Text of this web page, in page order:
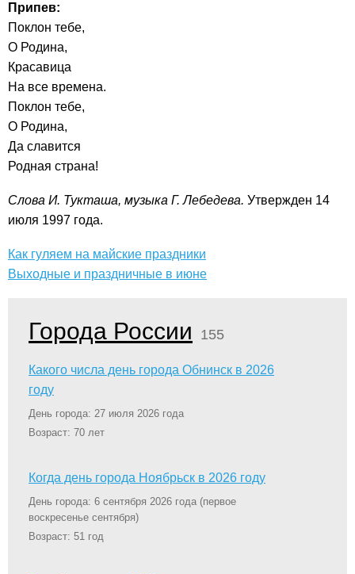
Припев:
Поклон тебе,
О Родина,
Красавица
На все времена.
Поклон тебе,
О Родина,
Да cлавится
Родная страна!
Слова И. Тукташа, музыка Г. Лебедева. Утвержден 14
июля 1997 года.
Как гуляем на майские праздники
Выходные и праздничные в июне
Города России 155
Какого числа день города Обнинск в 2026
году
День города: 27 июля 2026 года
Возраст: 70 лет
Когда день города Ноябрьск в 2026 году
День города: 6 сентября 2026 года (первое
воскресенье сентября)
Возраст: 51 год